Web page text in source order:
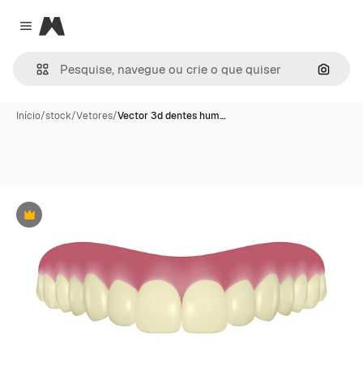
Close menu
Magnific
Início/stock/Vetores/Vector 3d dentes hum…
Premium